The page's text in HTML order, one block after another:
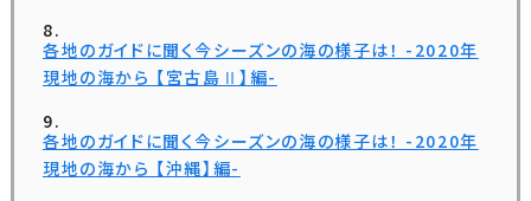
各地のガイドに聞く今シーズンの海の様子は！ -2020年
現地の海から 【宮古島Ⅱ】編-
各地のガイドに聞く今シーズンの海の様子は！ -2020年
現地の海から 【沖縄】編-